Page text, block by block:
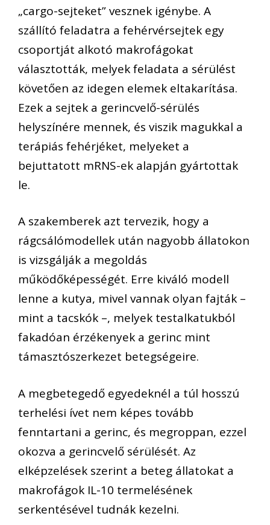
„cargo-sejteket” vesznek igénybe. A
szállító feladatra a fehérvérsejtek egy
csoportját alkotó makrofágokat
választották, melyek feladata a sérülést
követően az idegen elemek eltakarítása.
Ezek a sejtek a gerincvelő-sérülés
helyszínére mennek, és viszik magukkal a
terápiás fehérjéket, melyeket a
bejuttatott mRNS-ek alapján gyártottak
le.
A szakemberek azt tervezik, hogy a
rágcsálómodellek után nagyobb állatokon
is vizsgálják a megoldás
működőképességét. Erre kiváló modell
lenne a kutya, mivel vannak olyan fajták –
mint a tacskók –, melyek testalkatukból
fakadóan érzékenyek a gerinc mint
támasztószerkezet betegségeire.
A megbetegedő egyedeknél a túl hosszú
terhelési ívet nem képes tovább
fenntartani a gerinc, és megroppan, ezzel
okozva a gerincvelő sérülését. Az
elképzelések szerint a beteg állatokat a
makrofágok IL-10 termelésének
serkentésével tudnák kezelni.